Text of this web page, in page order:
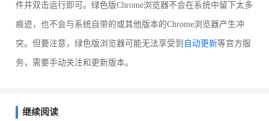
件并双击运行即可。绿色版Chrome浏览器不会在系统中留下太多
痕迹，也不会与系统自带的或其他版本的Chrome浏览器产生冲
突。但要注意，绿色版浏览器可能无法享受到 自动更新等官方服
务，需要手动关注和更新版本。
继续阅读